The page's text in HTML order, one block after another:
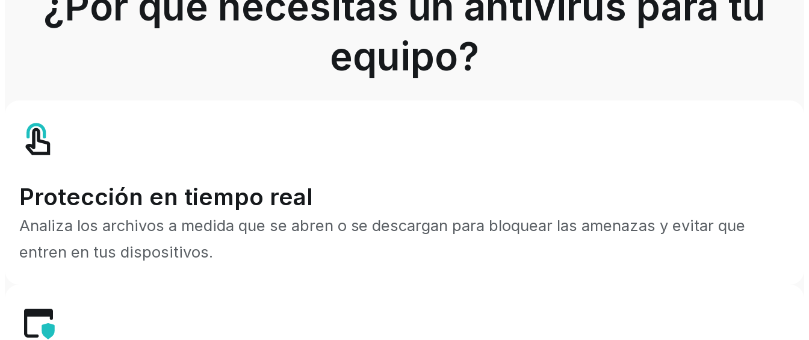
equipo?
Protección en tiempo real
Analiza los archivos a medida que se abren o se descargan para bloquear las amenazas y evitar que
entren en tus dispositivos.